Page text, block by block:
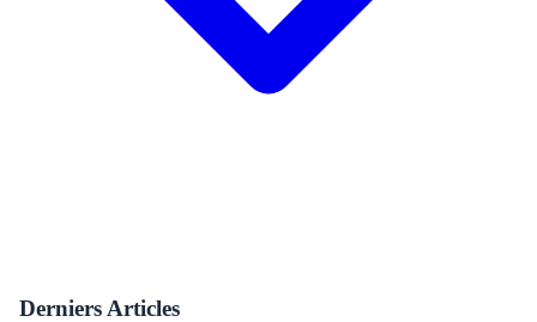
Derniers Articles